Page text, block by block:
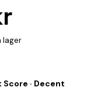
lager
Score · Decent